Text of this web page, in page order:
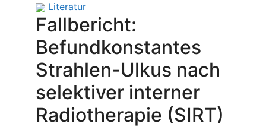
Literatur
Fallbericht:
Befundkonstantes
Strahlen-Ulkus nach
selektiver interner
Radiotherapie (SIRT)